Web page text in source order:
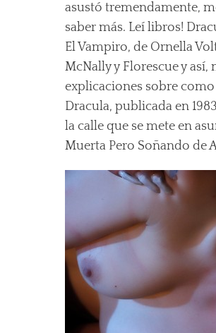
asustó tremendamente,
saber más. Leí libros!
El Vampiro, de Ornella
McNally y Florescue y
explicaciones sobre
Dracula, publicada en
la calle que se mete en
Muerta Pero Soñando de